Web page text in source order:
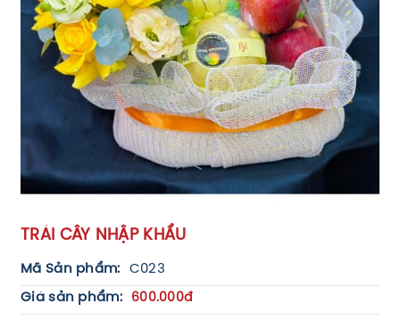
TRÁI CÂY NHẬP KHẨU
Mã Sản phẩm:
C023
Giá sản phẩm:
600.000đ